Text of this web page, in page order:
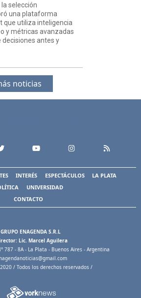
la selección
una plataforma
que utiliza inteligencia
y métricas avanzadas
antes y
noticias
INTERÉS ESPECTÁCULOS
LA PLATA
UNIVERSIDAD
CONTACTO
GRUPO ENAGENDA S.R.L
Lic. Marcel Aguilera
787 - 8A - La Plata - Buenos Aires - Argentina
/ Todos los derechos reservados /